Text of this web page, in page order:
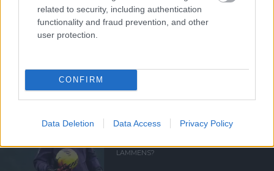
related to security, including authentication
functionality and fraud prevention, and other
user protection.
CONFIRM
Data Deletion Data Access Privacy Policy
GIGGS: CARRICK ÚJRA
KAPUSOKRA NÉZ FEL
LAMMENS?